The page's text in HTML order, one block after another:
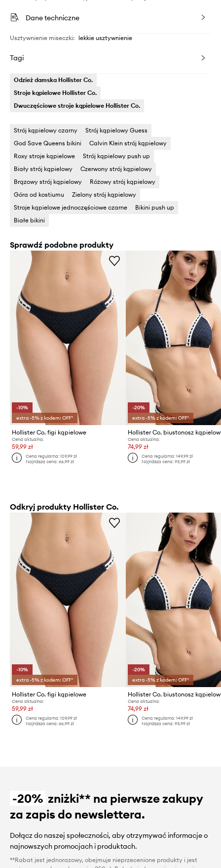
Dane techniczne
Usztywnienie miseczki: lekkie usztywnienie
Tagi
Odzież damska Hollister Co.
Stroje kąpielowe Hollister Co.
Dwuczęściowe stroje kąpielowe Hollister Co.
Strój kąpielowy czarny
Strój kąpielowy Guess
God Save Queens bikini
Calvin Klein strój kąpielowy
Roxy stroje kąpielowe
Strój kąpielowy push up
Biały strój kąpielowy
Czerwony strój kąpielowy
Brązowy strój kąpielowy
Różowy strój kąpielowy
Góra od kostiumu
Zielony strój kąpielowy
Stroje kąpielowe jednoczęściowe czarne
Bikini push up
Białe bikini
Sprawdź podobne produkty
-10%
extra -5% z kodem: OFF*
Hollister Co. figi kąpielowe
Cena aktualna:
59,99 zł
Cena regularna:109,99 zł
Najniższa cena:66,99 zł
-20%
extra -5% z kodem: OFF*
Hollister Co. biustonosz
Cena aktualna:
74,99 zł
Cena regularna: 149,99 zł
Najniższa cena: 93,99 zł
Odkryj produkty Hollister Co.
-10%
extra -5% z kodem: OFF*
Hollister Co. figi kąpielowe
Cena aktualna:
59,99 zł
Cena regularna:109,99 zł
Najniższa cena:66,99 zł
-20%
extra -5% z kodem: OFF*
Hollister Co. biustonosz
Cena aktualna:
74,99 zł
Cena regularna: 149,99 zł
Najniższa cena: 93,99 zł
-20% zniżki** na pierwsze zakupy
za zapis do newslettera.
Dołącz do naszej społeczności, aby otrzymywać informacje o
najnowszych promocjach i produktach.
**Rabat jest jednorazowy, obejmuje nieprzecenione produkty i jest